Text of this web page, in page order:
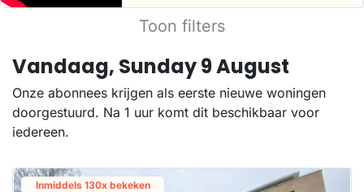
Toon filters
Vandaag, Sunday 9 August
Onze abonnees krijgen als eerste nieuwe woningen
doorgestuurd. Na 1 uur komt dit beschikbaar voor
iedereen.
Inmiddels 130x bekeken